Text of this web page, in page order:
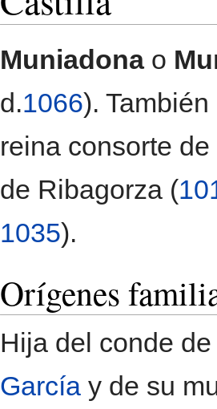
Muniadonao
d.1066).
reina consorte
de Ribagorza (
1035).
Orígenes
Hija del conde
García y de su